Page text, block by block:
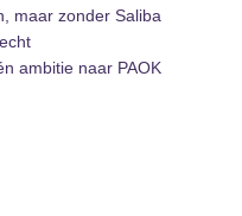
maar zonder Saliba
ambitie naar PAOK